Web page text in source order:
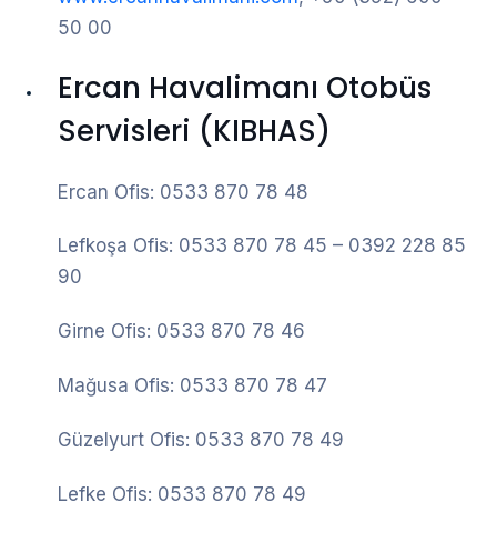
50 00
Ercan Havalimanı Otobüs
Servisleri (KIBHAS)
Ercan Ofis: 0533 870 78 48
Lefkoşa Ofis: 0533 870 78 45 – 0392 228 85
90
Girne Ofis: 0533 870 78 46
Mağusa Ofis: 0533 870 78 47
Güzelyurt Ofis: 0533 870 78 49
Lefke Ofis: 0533 870 78 49